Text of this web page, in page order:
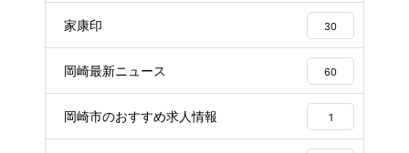
家康印 30
岡崎最新ニュース 60
岡崎市のおすすめ求人情報 1